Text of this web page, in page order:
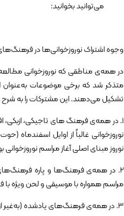
می‌توانید بخوانید:
وجوه اشتراک نوروزخوانی‌ها در
در همه‌ی مناطقی که نوروزخوانی
متذکر شد که برخی موضوعات
تشکیل می‌دهند. این مشترکات را به شرح
1. در همه‌ی فرهنگ های تاجیکی، ازبکی،
نوروزخوانی غالباً از اوایل اسفندماه
نوروز مبنای اصلی آغاز مراسم نوروزخوانی
2. در همه‌ی فرهنگ‌ها و پاره فرهنگ‌های
مراسم همواره با موسیقی و لحن ویژه با
3. در همه‌ی فرهنگ‌های یادشده (به‌غیر از دو مورد استثنایی) نوروزخوانی فاقد بیانِ سازی بوده است.